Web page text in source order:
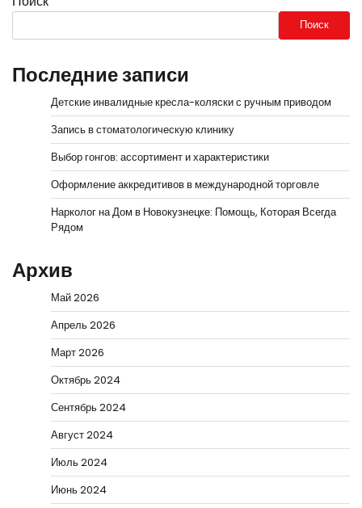
Поиск
Последние записи
Детские инвалидные кресла-коляски с ручным приводом
Запись в стоматологическую клинику
Выбор гонгов: ассортимент и характеристики
Оформление аккредитивов в международной торговле
Нарколог на Дом в Новокузнецке: Помощь, Которая Всегда
Рядом
Архив
Май 2026
Апрель 2026
Март 2026
Октябрь 2024
Сентябрь 2024
Август 2024
Июль 2024
Июнь 2024